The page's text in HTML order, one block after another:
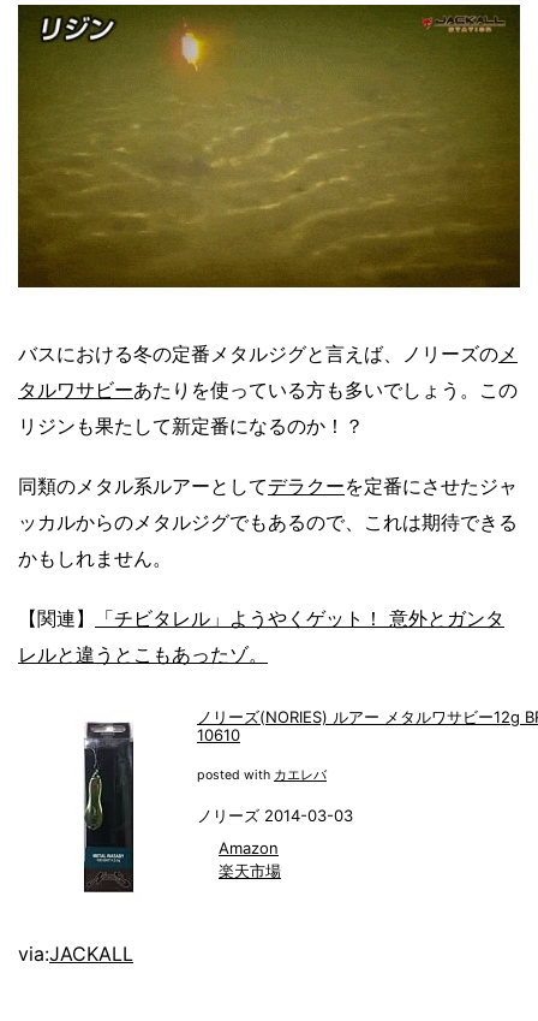
バスにおける冬の定番メタルジグと言えば、ノリーズのメ
タルワサビーあたりを使っている方も多いでしょう。この
リジンも果たして新定番になるのか！？
同類のメタル系ルアーとしてデラクーを定番にさせたジャ
ッカルからのメタルジグでもあるので、これは期待できる
かもしれません。
【関連】
「チビタレル」ようやくゲット！ 意外とガンタ
レルと違うとこもあったゾ。
ノリーズ(NORIES) ルアー メタルワサビー12g
10610
posted with カエレバ
ノリーズ 2014-03-03
Amazon
楽天市場
via:JACKALL